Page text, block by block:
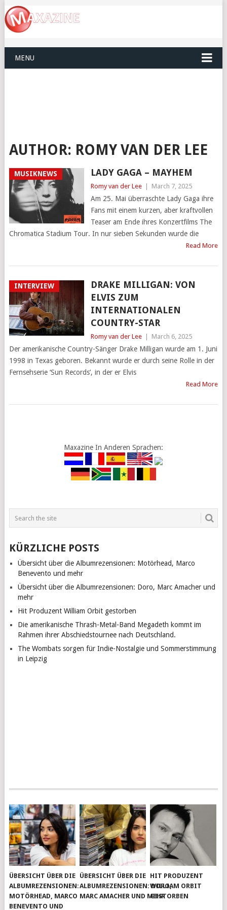
MENU
AUTHOR: ROMY VAN DER LEE
MUSIKNEWS LADY GAGA – MAYHEM
Romy van der Lee March 7, 2025
Am 25. Mai überraschte Lady Gaga ihre
Fans mit einem kurzen, aber kraftvollen
Teaser am Ende ihres Konzertfilms The
Chromatica Stadium Tour. In nur sieben Sekunden wurde die
Read More
INTERVIEW
DRAKE MILLIGAN: VON
ELVIS ZUM
INTERNATIONALEN
COUNTRY-STAR
Romy van der Lee March 6, 2025
Der amerikanische Country-Sänger Drake Milligan wurde am 1. Juni
1998 in Texas geboren. Bekannt wurde er durch seine Rolle in der
Fernsehserie ‘Sun Records’, in der er Elvis
Read More
Maxazine In Anderen Sprachen:
KÜRZLICHE POSTS
Übersicht über die Albumrezensionen: Motörhead, Marco
Benevento und mehr
Übersicht über die Albumrezensionen: Doro, Marc Amacher und
mehr
Hit Produzent William Orbit gestorben
Die amerikanische Thrash-Metal-Band Megadeth kommt im
Rahmen ihrer Abschiedstournee nach Deutschland.
The Wombats sorgen für Indie-Nostalgie und Sommerstimmung
in Leipzig
ÜBERSICHT ÜBER DIE
ALBUMREZENSIONEN:
MOTÖRHEAD, MARCO
BENEVENTO UND
ÜBERSICHT ÜBER DIE
ALBUMREZENSIONEN: DORO,
MARC AMACHER UND MEHR
HIT PRODUZENT
WILLIAM ORBIT
GESTORBEN